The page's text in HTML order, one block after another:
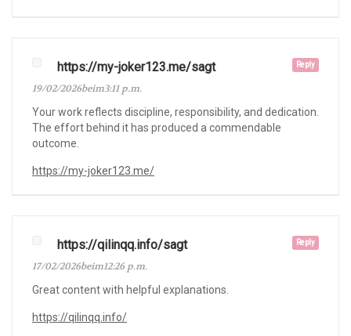
Reply
https://my-joker123.me/sagt
19/02/2026beim3:11 p.m.
Your work reflects discipline, responsibility, and dedication.
The effort behind it has produced a commendable
outcome.
https://my-joker123.me/
Reply
https://qilinqq.info/sagt
17/02/2026beim12:26 p.m.
Great content with helpful explanations.
https://qilinqq.info/